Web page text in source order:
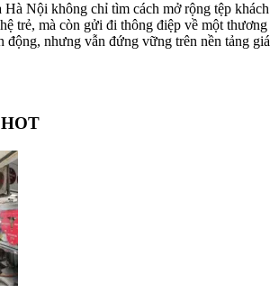
Nội không chỉ tìm cách mở rộng tệp khách
trẻ, mà còn gửi đi thông điệp về một thương
động, nhưng vẫn đứng vững trên nền tảng giá